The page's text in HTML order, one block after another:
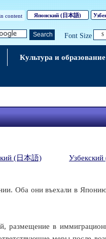
content Японский(日本語)
Search Font Size S
Культура и образование
(日本語) Узбекский
Оба они въехали в
размещение в